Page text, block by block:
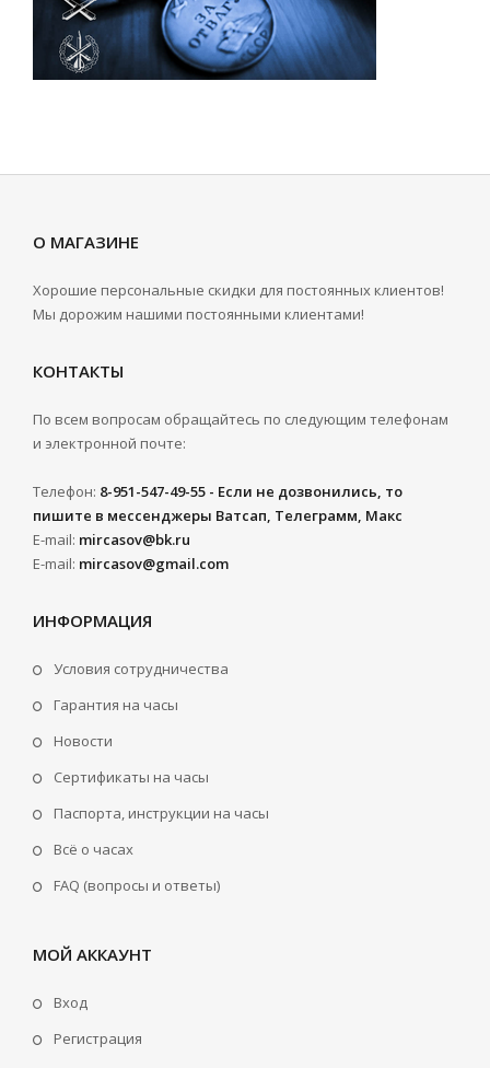
О МАГАЗИНЕ
Хорошие персональные скидки для постоянных клиентов!
Мы дорожим нашими постоянными клиентами!
КОНТАКТЫ
По всем вопросам обращайтесь по следующим телефонам
и электронной почте:
Телефон: 8-951-547-49-55 - Если не дозвонились, то
пишите в мессенджеры Ватсап, Телеграмм, Макс
E-mail: mircasov@bk.ru
E-mail: mircasov@gmail.com
ИНФОРМАЦИЯ
Условия сотрудничества
Гарантия на часы
Новости
Сертификаты на часы
Паспорта, инструкции на часы
Всё о часах
FAQ (вопросы и ответы)
МОЙ АККАУНТ
Вход
Регистрация